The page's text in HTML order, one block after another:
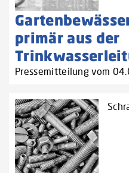
primär aus der
Pressemitteilung vom